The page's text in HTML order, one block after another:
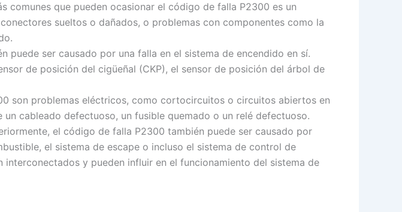
comunes que pueden ocasionar el código de falla P2300 es un
sueltos o dañados, o problemas con componentes como la
puede ser causado por una falla en el sistema de encendido en sí.
de posición del cigüeñal (CKP), el sensor de posición del árbol de
son problemas eléctricos, como cortocircuitos o circuitos abiertos en
cableado defectuoso, un fusible quemado o un relé defectuoso.
el código de falla P2300 también puede ser causado por
el sistema de escape o incluso el sistema de control de
y pueden influir en el funcionamiento del sistema de